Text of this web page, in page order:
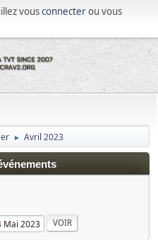
vousconnecterou vous
► Avril 2023